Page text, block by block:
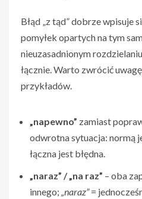
Błąd „z tąd” dobrze wpisuje
pomyłek opartych na tym
nieuzasadnionym
łącznie. Warto zwrócić
przykładów.
„napewno” zamiast
odwrotna sytuacja: normą
łączna jest błędna.
„naraz” / „na raz” – oba
innego; „naraz”=